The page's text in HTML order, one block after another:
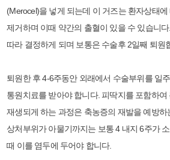
(Merocel)을 넣게 되는데 이 거즈는 환자상태
제거하며 이때 약간의 출혈이 있을 수 있습니
따라 결정하게 되며 보통은 수술후 2일째 퇴원
퇴원한 후 4-6주동안 외래에서 수술부위를 일
통원치료를 받아야 합니다. 피딱지를 포함하
재생되게 하는 과정은 축농증의 재발을 예방
상처부위가 아물기까지는 보통 4 내지 6주가
때 이를 염두에 두어야 합니다.